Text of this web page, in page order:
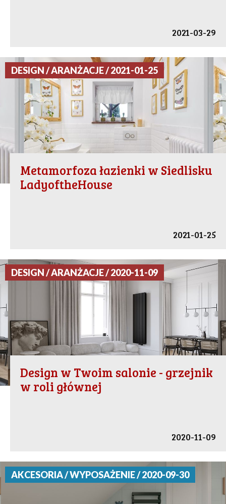
2021-03-29
DESIGN / ARANŻACJE / 2021-01-25
Metamorfoza łazienki w Siedlisku
LadyoftheHouse
2021-01-25
DESIGN / ARANŻACJE / 2020-11-09
Design w Twoim salonie - grzejnik
w roli głównej
2020-11-09
AKCESORIA / WYPOSAŻENIE / 2020-09-30